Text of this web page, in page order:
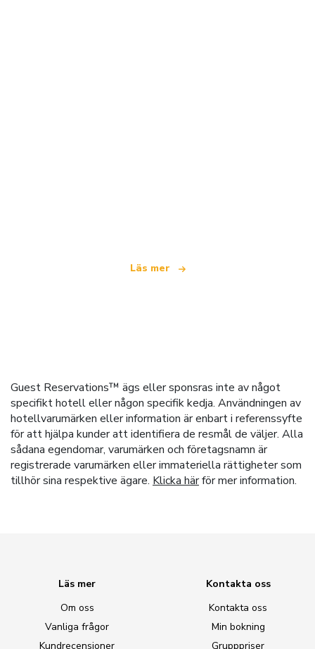
Läs mer
Guest Reservations™ ägs eller sponsras inte av något
specifikt hotell eller någon specifik kedja. Användningen av
hotellvarumärken eller information är enbart i referenssyfte
för att hjälpa kunder att identifiera de resmål de väljer. Alla
sådana egendomar, varumärken och företagsnamn är
registrerade varumärken eller immateriella rättigheter som
tillhör sina respektive ägare. Klicka härför mer information.
Läs mer
Om oss
Vanliga frågor
Kundrecensioner
Kontakta oss
Kontakta oss
Min bokning
Grupppriser